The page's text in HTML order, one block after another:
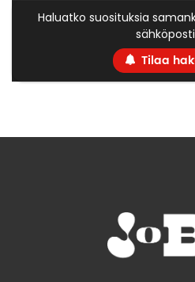
Haluatko suosituksia
Tilaa